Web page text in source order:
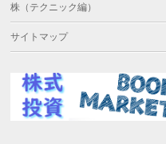
株（テクニック編）
サイトマップ